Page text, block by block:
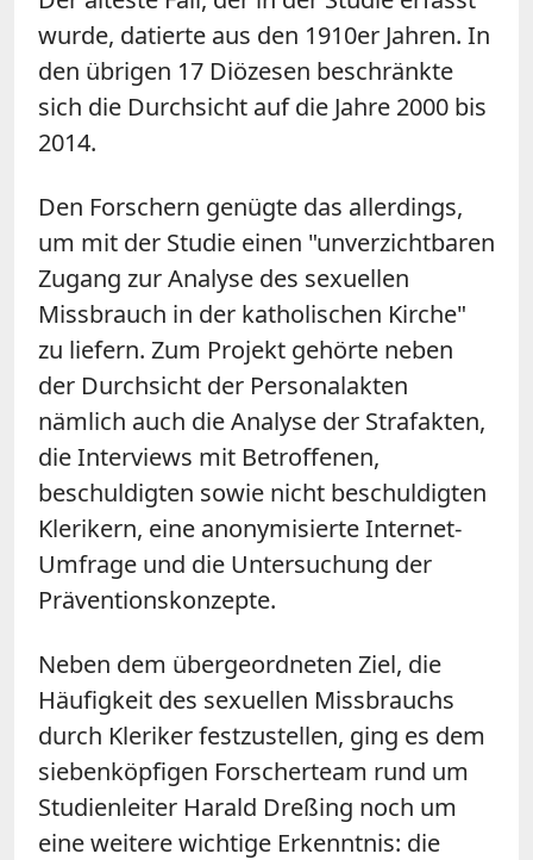
wurde, datierte aus den 1910er Jahren. In
den übrigen 17 Diözesen beschränkte
sich die Durchsicht auf die Jahre 2000 bis
2014.
Den Forschern genügte das allerdings,
um mit der Studie einen "unverzichtbaren
Zugang zur Analyse des sexuellen
Missbrauch in der katholischen Kirche"
zu liefern. Zum Projekt gehörte neben
der Durchsicht der Personalakten
nämlich auch die Analyse der Strafakten,
die Interviews mit Betroffenen,
beschuldigten sowie nicht beschuldigten
Klerikern, eine anonymisierte Internet-
Umfrage und die Untersuchung der
Präventionskonzepte.
Neben dem übergeordneten Ziel, die
Häufigkeit des sexuellen Missbrauchs
durch Kleriker festzustellen, ging es dem
siebenköpfigen Forscherteam rund um
Studienleiter Harald Dreßing noch um
eine weitere wichtige Erkenntnis: die